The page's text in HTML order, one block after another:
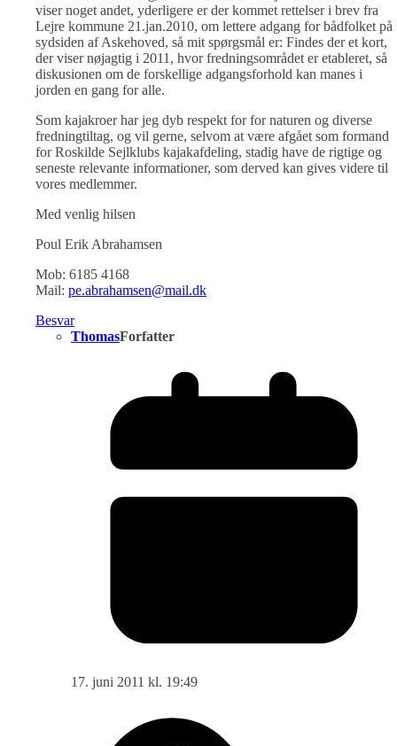
viser noget andet, yderligere er der kommet rettelser i brev fra
Lejre kommune 21.jan.2010, om lettere adgang for bådfolket på
sydsiden af Askehoved, så mit spørgsmål er: Findes der et kort,
der viser nøjagtig i 2011, hvor fredningsområdet er etableret, så
diskusionen om de forskellige adgangsforhold kan manes i
jorden en gang for alle.
Som kajakroer har jeg dyb respekt for for naturen og diverse
fredningtiltag, og vil gerne, selvom at være afgået som formand
for Roskilde Sejlklubs kajakafdeling, stadig have de rigtige og
seneste relevante informationer, som derved kan gives videre til
vores medlemmer.
Med venlig hilsen
Poul Erik Abrahamsen
Mob: 6185 4168
Mail: pe.abrahamsen@mail.dk
Besvar
ThomasForfatter
17. juni 2011 kl. 19:49